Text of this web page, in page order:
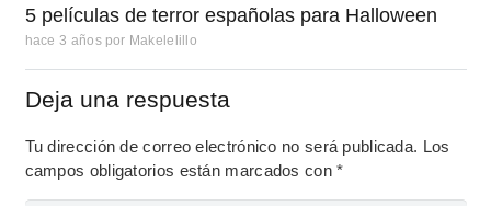
5 películas de terror españolas para Halloween
hace 3 años por Makelelillo
Deja una respuesta
Tu dirección de correo electrónico no será publicada. Los
campos obligatorios están marcados con*